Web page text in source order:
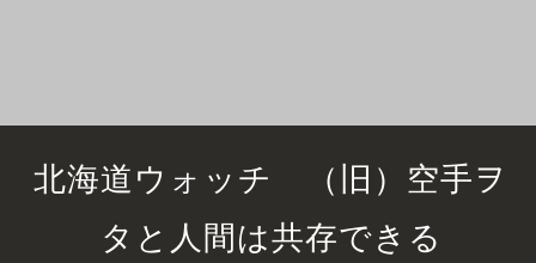
北海道ウォッチ （旧）空手ヲ
タと人間は共存できる